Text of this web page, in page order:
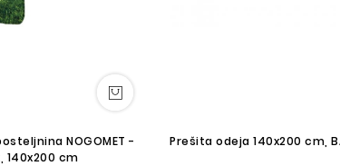
NOGOMET -
140x200 cm
Prešita odeja 140x200 cm,